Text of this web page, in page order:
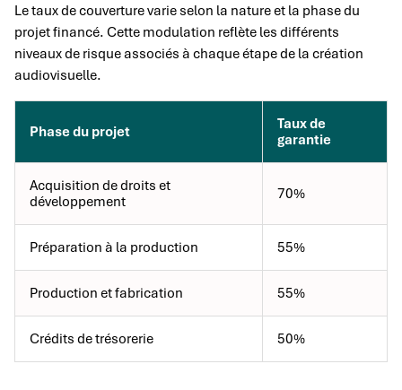
Le taux de couverture varie selon la nature et la phase du
projet financé. Cette modulation reflète les différents
niveaux de risque associés à chaque étape de la création
audiovisuelle.
Phase du projet
Taux de
garantie
Acquisition de droits et
développement
70%
Préparation à la production 55%
Production et fabrication 55%
Crédits de trésorerie 50%